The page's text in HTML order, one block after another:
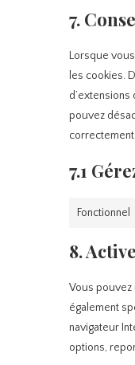
7.
Lorsque
les cookies.
pouvez
7.1
Fonctionnel
8.
Vous pouvez
également
navigateur
options,